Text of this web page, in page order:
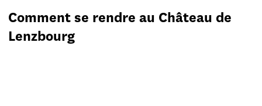
Comment se rendre au Château de
Lenzbourg